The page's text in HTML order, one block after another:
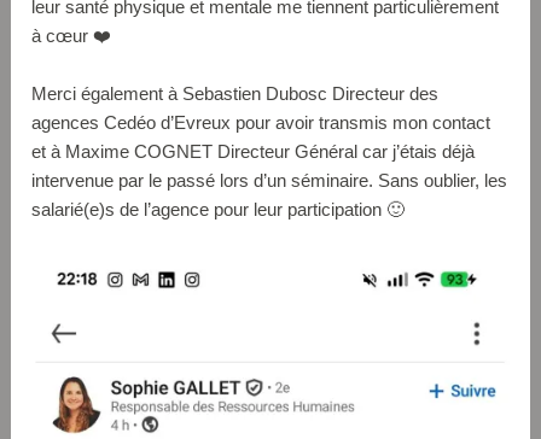
leur santé physique et mentale me tiennent particulièrement
à cœur ❤️
Merci également à Sebastien Dubosc Directeur des
agences Cedéo d’Evreux pour avoir transmis mon contact
et à Maxime COGNET Directeur Général car j’étais déjà
intervenue par le passé lors d’un séminaire. Sans oublier, les
salarié(e)s de l’agence pour leur participation 🙂